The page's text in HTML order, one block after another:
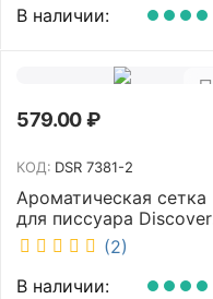
В наличии:
579.00₽
КОД: DSR 7381-2
Ароматическая сетка
для писсуара Discover
аромат Queen DSR
7381-2
(2)
В наличии: